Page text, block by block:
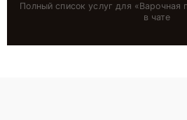
Полный список услуг для «Варочная
в чате